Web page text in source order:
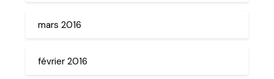
mars 2016
février 2016